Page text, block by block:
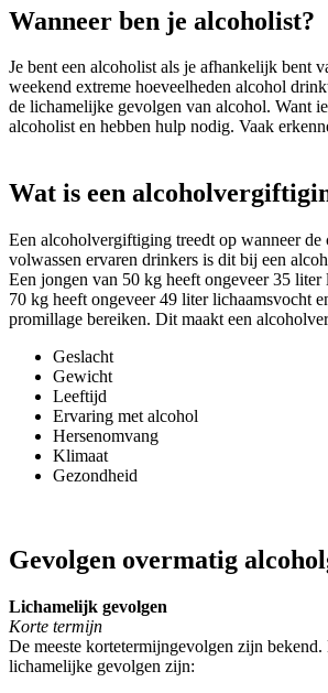
Wanneer ben je alcoholist?
Je bent een alcoholist als je afhankelijk bent
weekend extreme hoeveelheden alcohol
de lichamelijke gevolgen van alcohol. Want
alcoholist en hebben hulp nodig. Vaak
Wat is een
Een alcoholvergiftiging treedt op wanneer
volwassen ervaren drinkers is dit bij een
Een jongen van 50 kg heeft ongeveer 35
70 kg heeft ongeveer 49 liter lichaamsvocht
promillage bereiken. Dit maakt een
Geslacht
Gewicht
Leeftijd
Ervaring met alcohol
Hersenomvang
Klimaat
Gezondheid
Gevolgen overmatig
Lichamelijk gevolgen
Korte termijn
De meeste kortetermijngevolgen zijn
lichamelijke gevolgen zijn: